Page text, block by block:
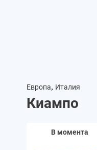
Европа, Италия
Киампо
В момента